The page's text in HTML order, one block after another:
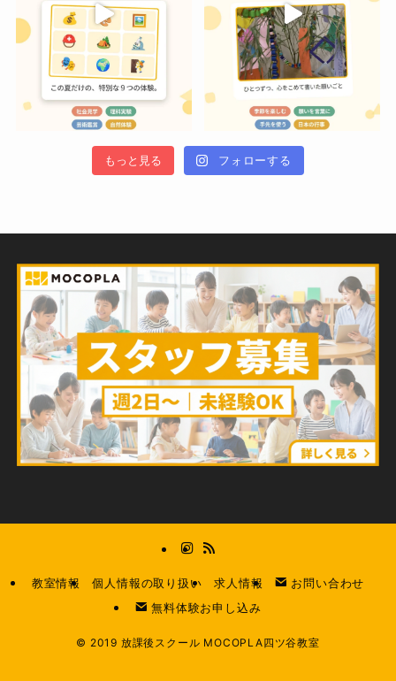
もっと見る フォローする
教室情報 個人情報の取り扱い 求人情報
お問い合わせ
無料体験お申し込み
© 2019 放課後スクール MOCOPLA四ツ谷教室